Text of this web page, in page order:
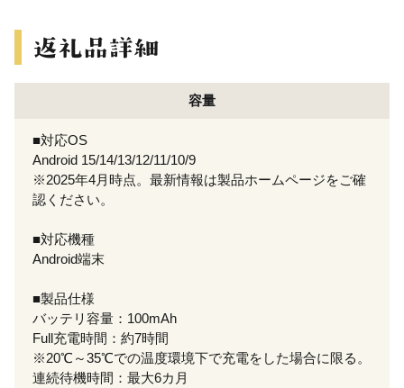
容量
■対応OS
Android 15/14/13/12/11/10/9
※2025年4月時点。最新情報は製品ホームページをご確
認ください。
■対応機種
Android端末
■製品仕様
バッテリ容量：100mAh
Full充電時間：約7時間
※20℃～35℃での温度環境下で充電をした場合に限る。
連続待機時間：最大6カ月